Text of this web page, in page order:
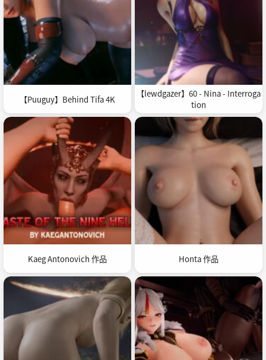
【Puuguy】Behind Tifa 4K
【lewdgazer】60 - Nina - Interroga
tion
Kaeg Antonovich 作品 Honta 作品